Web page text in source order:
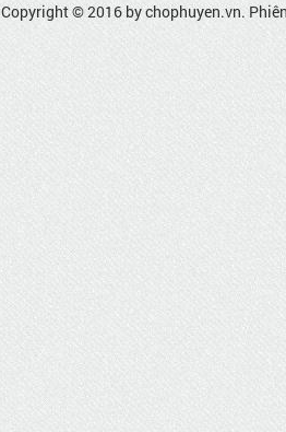
Copyright © 2016 bychophuyen.vn.